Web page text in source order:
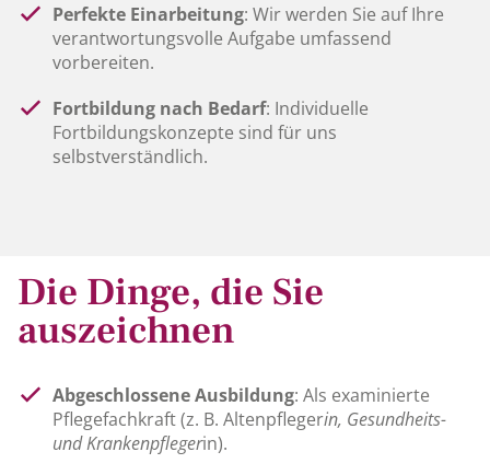
Perfekte Einarbeitung: Wir werden Sie auf Ihre
verantwortungsvolle Aufgabe umfassend
vorbereiten.
Fortbildung nach Bedarf: Individuelle
Fortbildungskonzepte sind für uns
selbstverständlich.
Die Dinge, die Sie
auszeichnen
Abgeschlossene Ausbildung: Als examinierte
Pflegefachkraft (z. B. Altenpflegerin, Gesundheits-
und Krankenpflegerin).